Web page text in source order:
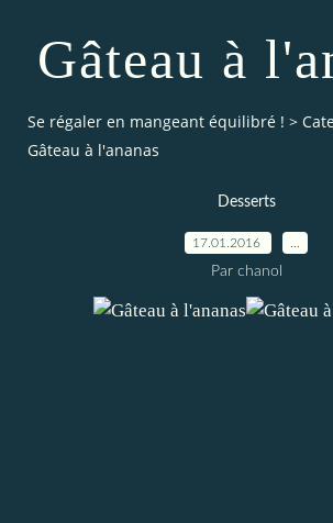
Gâteau à
Se régaler en mangeant équilibré ! >
Gâteau à l'ananas
Desserts
17.01.2016
Par chanol